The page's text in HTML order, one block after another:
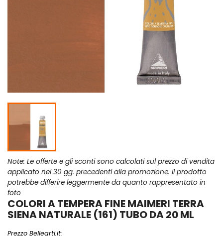
Note: Le offerte e gli sconti sono calcolati sul prezzo di vendita
applicato nei 30 gg. precedenti alla promozione. Il prodotto
potrebbe differire leggermente da quanto rappresentato in
foto
COLORI A TEMPERA FINE MAIMERI TERRA
SIENA NATURALE (161) TUBO DA 20 ML
Prezzo Bellearti.it: